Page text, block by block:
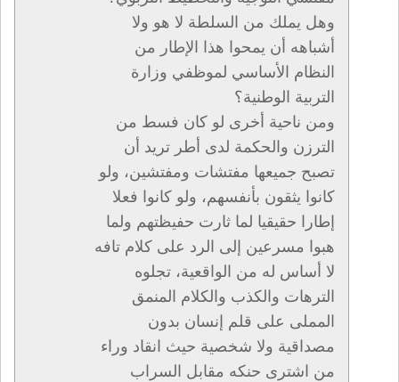
وهل يملك من السلطة لا هو ولا
أشباهه أن يمحوا هذا الإطار من
النظام الأساسي لموظفي وزارة
التربية الوطنية؟
ومن ناحية أخرى لو كان فسط من
الترزن والحكمة لدى أطر تريد أن
تصبح جميعها مفتشات ومفتشين، ولو
كانوا يثقون بأنفسهم، ولو كانوا فعلا
إطارا حقيقيا لما ثارت حفيظتهم ولما
هبوا مسرعين إلى الرد على كلام تافه
لا أساس له من الواقعية، تجلوه
الترهات والكذب والكلام المنمق
المملى على قلم إنسان بدون
مصداقية ولا شخصية حيث انقاد وراء
من اشترى حنكه مقابل السراب